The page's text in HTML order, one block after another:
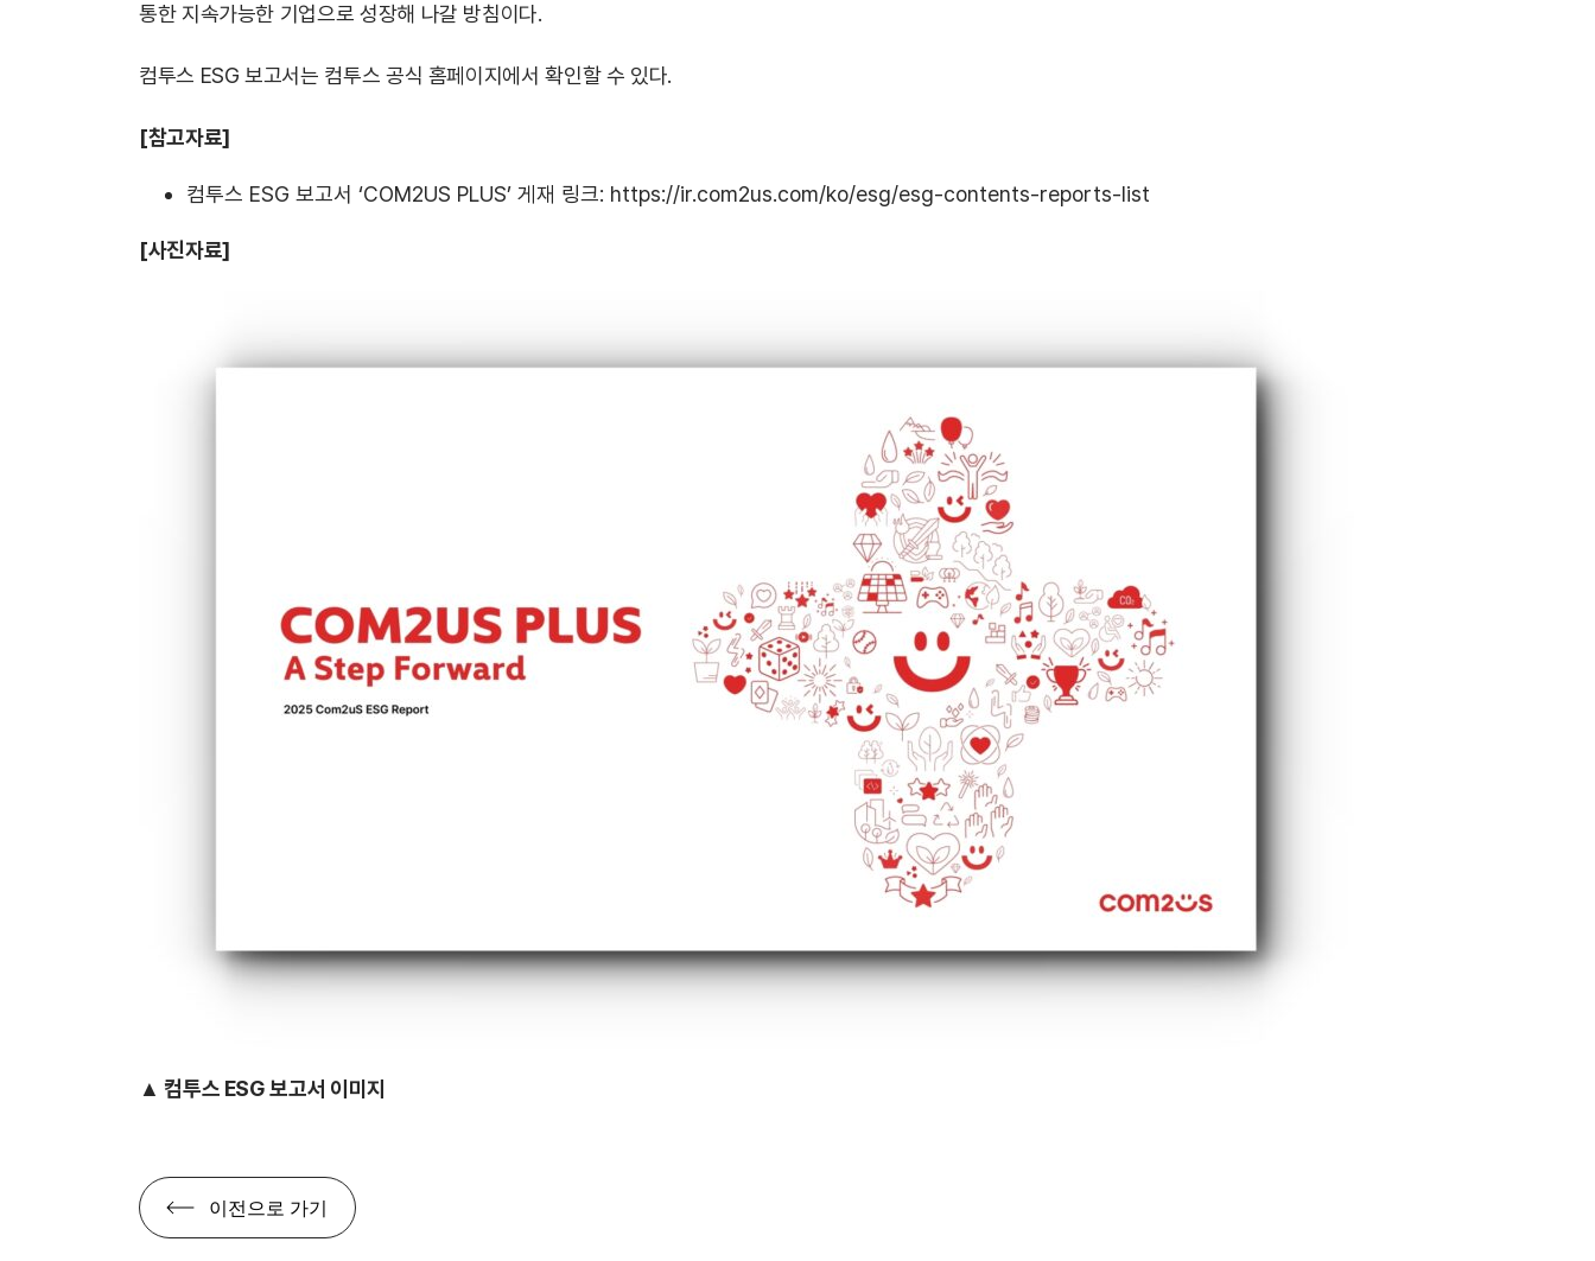
통한 지속가능한 기업으로 성장해 나갈 방침이다.
컴투스 ESG 보고서는 컴투스 공식 홈페이지에서 확인할 수 있다.
[참고자료]
컴투스 ESG 보고서 ‘COM2US PLUS’ 게재 링크: https://ir.com2us.com/ko/esg/esg-contents-reports-list
[사진자료]
▲ 컴투스 ESG 보고서 이미지
이전으로 가기